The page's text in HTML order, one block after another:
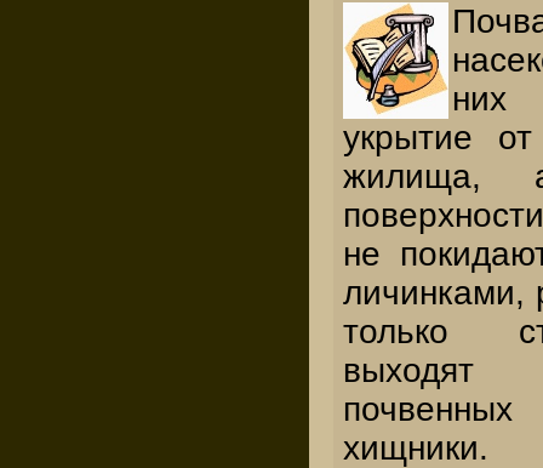
них
укрытие
жилища,
не
личинками,
только
выходят
хищники.